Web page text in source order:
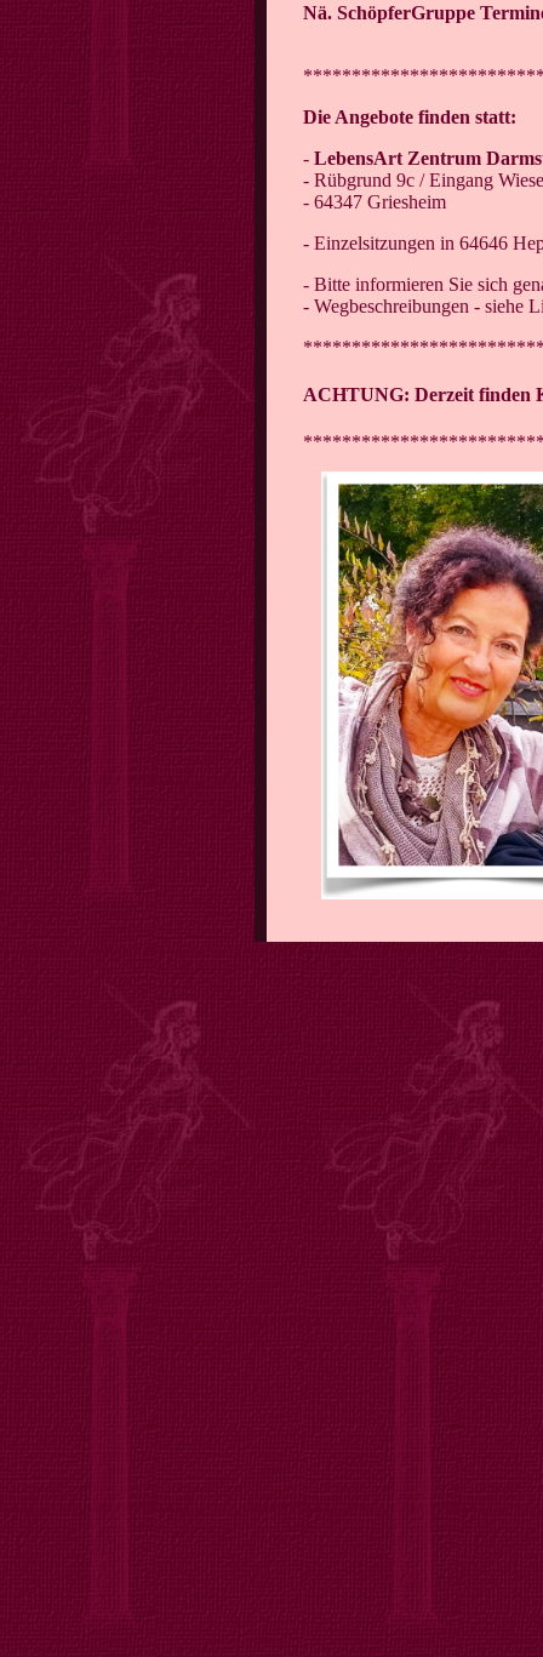
Nä. SchöpferGruppe
Die Angebote finden statt:
- LebensArt Zentrum
- Rübgrund 9c / Eingang
- 64347 Griesheim
- Einzelsitzungen in 64646
- Bitte informieren Sie sich
- Wegbeschreibungen - siehe
ACHTUNG: Derzeit finden